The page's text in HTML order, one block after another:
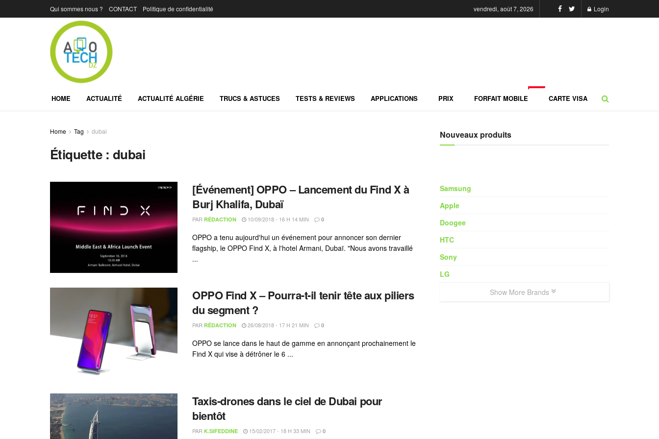
Qui sommes nous ? CONTACT Politique de confidentialité vendredi, août 7, 2026 Login
HOME ACTUALITÉ ACTUALITÉ ALGÉRIE TRUCS & ASTUCES TESTS & REVIEWS APPLICATIONS PRIX FORFAIT MOBILE CARTE VISA
Home Tag dubai
Étiquette : dubai
[Événement] OPPO – Lancement du Find X à
Burj Khalifa, Dubaï
PAR RÉDACTION 10/09/2018 - 16 H 14 MIN 0
OPPO a tenu aujourd'hui un événement pour annoncer son dernier
flagship, le OPPO Find X, à l'hotel Armani, Dubaï. "Nous avons travaillé
...
OPPO Find X – Pourra-t-il tenir tête aux piliers
du segment ?
PAR RÉDACTION 26/08/2018 - 17 H 21 MIN 0
OPPO se lance dans le haut de gamme en annonçant prochainement le
Find X qui vise à détrôner le 6 ...
Taxis-drones dans le ciel de Dubai pour
bientôt
PAR K.SIFEDDINE 15/02/2017 - 18 H 33 MIN 0
Nouveaux produits
Samsung
Apple
Doogee
HTC
Sony
LG
Show More Brands